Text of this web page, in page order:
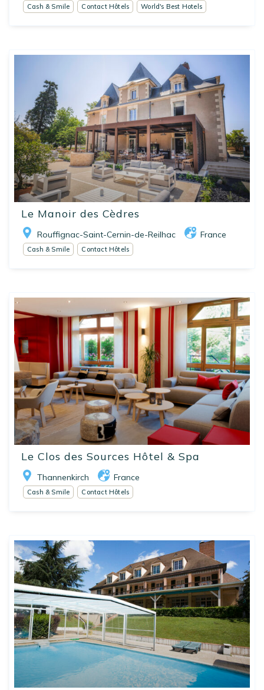
Cash & Smile Contact Hôtels World's Best Hotels
Le Manoir des Cèdres
Rouffignac-Saint-Cernin-de-Reilhac France
Cash & Smile Contact Hôtels
Le Clos des Sources Hôtel & Spa
Thannenkirch France
Cash & Smile Contact Hôtels